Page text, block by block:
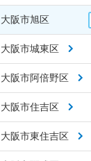
大阪市旭区
大阪市城東区
大阪市阿倍野区
大阪市住吉区
大阪市東住吉区